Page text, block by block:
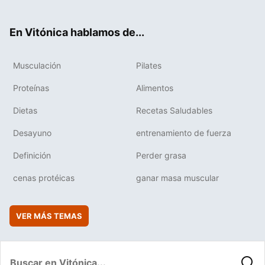
En Vitónica hablamos de...
Musculación Pilates
Proteínas Alimentos
Dietas Recetas Saludables
Desayuno entrenamiento de fuerza
Definición Perder grasa
cenas protéicas ganar masa muscular
VER MÁS TEMAS